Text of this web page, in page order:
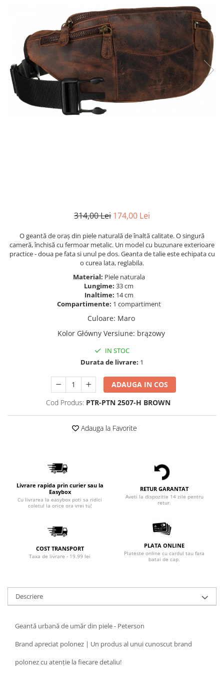
314,00 Lei 174,00 Lei
O geantă de oraș din piele naturală de înaltă calitate. O singură
cameră, închisă cu fermoar metalic. Un model cu buzunare exterioare
practice - doua pe fata si unul pe dos. Geanta de talie este echipata cu
o curea lata, reglabila.
Material: Piele naturala
Lungime: 33 cm
Inaltime: 14 cm
Compartimente: 1 compartiment
Culoare: Maro
Kolor Główny Versiune: brązowy
IN STOC
Durata de livrare: 1
ADAUGA IN COS
Cod Produs: PTR-PTN 2507-H BROWN
Adauga la Favorite
Livrare rapida prin curier sau la
Easybox
Cu livrarea la easybox poti sa ridici
coletul la orice ora vrei tu!
RETUR GARANTAT
Aveti la dispozitie 14 zile pentru
retur.
COST TRANSPORT
Taxa de livrare - 19.99 lei
PLATA ONLINE
Plateste online cu cardul tau fara
batai de cap.
Descriere
Geantă urbană de umăr din piele - Peterson
Brand apreciat polonez | Un produs al unui cunoscut brand
polonez cu atenție la fiecare detaliu!